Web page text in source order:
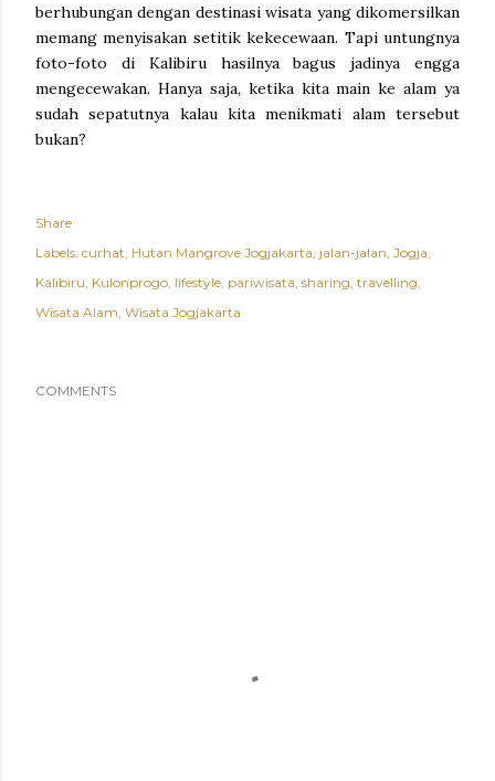
berhubungan dengan destinasi wisata yang dikomersilkan
memang menyisakan setitik kekecewaan. Tapi untungnya
foto-foto di Kalibiru hasilnya bagus jadinya engga
mengecewakan. Hanya saja, ketika kita main ke alam ya
sudah sepatutnya kalau kita menikmati alam tersebut
bukan?
Share
Labels: curhat Hutan Mangrove Jogjakarta jalan-jalan Jogja
Kalibiru Kulonprogo lifestyle pariwisata sharing travelling
Wisata Alam Wisata Jogjakarta
COMMENTS